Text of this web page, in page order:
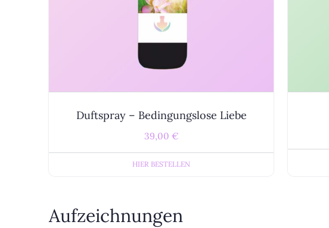
Duftspray – Bedingungslose Liebe
39,00 €
HIER BESTELLEN
Aufzeichnungen